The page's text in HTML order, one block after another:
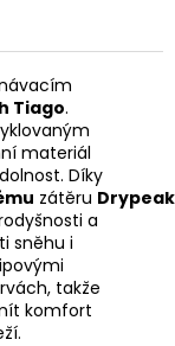
Tiago.
materiál
Díky
zátěru Drypeak
a
sněhu i
takže
komfort